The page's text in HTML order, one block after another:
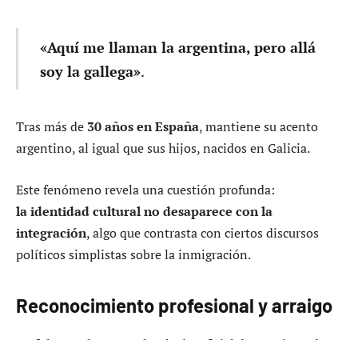
«Aquí me llaman la argentina, pero allá
soy la gallega».
Tras más de 30 años en España, mantiene su acento
argentino, al igual que sus hijos, nacidos en Galicia.
Este fenómeno revela una cuestión profunda:
la identidad cultural no desaparece con la
integración, algo que contrasta con ciertos discursos
políticos simplistas sobre la inmigración.
Reconocimiento profesional y arraigo